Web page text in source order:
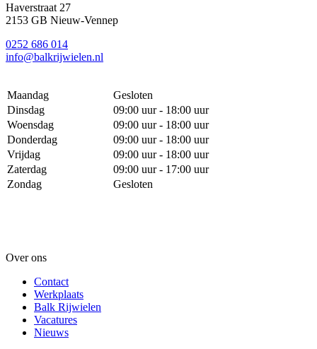
Haverstraat 27
2153 GB Nieuw-Vennep
0252 686 014
info@balkrijwielen.nl
Maandag
Gesloten
Dinsdag
09:00 uur - 18:00 uur
Woensdag
09:00 uur - 18:00 uur
Donderdag
09:00 uur - 18:00 uur
Vrijdag
09:00 uur - 18:00 uur
Zaterdag
09:00 uur - 17:00 uur
Zondag
Gesloten
Over ons
Contact
Werkplaats
Balk Rijwielen
Vacatures
Nieuws